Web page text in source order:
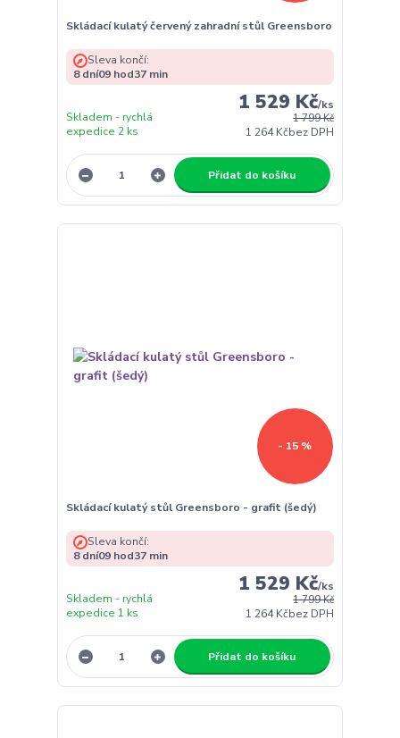
Skládací kulatý červený zahradní stůl Greensboro
1 799 Kč
1 529 Kč/ks
1 264 Kčbez DPH
Skladem - rychlá
expedice 2 ks
Sleva končí:
8 dní09 hod37 min
Přidat do košíku
- 15 %
Skládací kulatý stůl Greensboro - grafit (šedý)
1 799 Kč
1 529 Kč/ks
1 264 Kčbez DPH
Skladem - rychlá
expedice 1 ks
Sleva končí:
8 dní09 hod37 min
Přidat do košíku